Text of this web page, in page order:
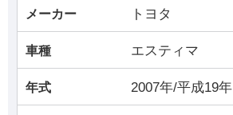
メーカー トヨタ
車種 エスティマ
年式 2007年/平成19年